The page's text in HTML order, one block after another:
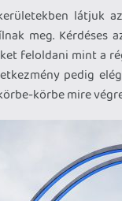
látjuk
meg. Kérdéses
feloldani mint a
pedig
körbe mire